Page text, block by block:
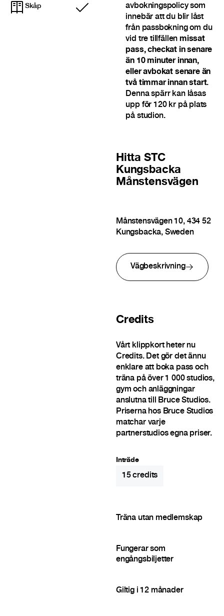
Skåp
Ingår
avbokningspolicy som
innebär att du blir låst
från passbokning om du
vid tre tillfällen missat
pass, checkat in senare
än 10 minuter innan,
eller avbokat senare än
två timmar innan start.
Denna spärr kan låsas
upp för 120 kr på plats
på studion.
Hitta STC
Kungsbacka
Månstensvägen
Månstensvägen 10, 434 52
Kungsbacka, Sweden
Vägbeskrivning
Credits
Vårt klippkort heter nu
Credits. Det gör det ännu
enklare att boka pass och
träna på över 1 000 studios,
gym och anläggningar
anslutna till Bruce Studios.
Priserna hos Bruce Studios
matchar varje
partnerstudios egna priser.
Inträde
15credits
Träna utan medlemskap
Fungerar som
engångsbiljetter
Giltig i 12 månader